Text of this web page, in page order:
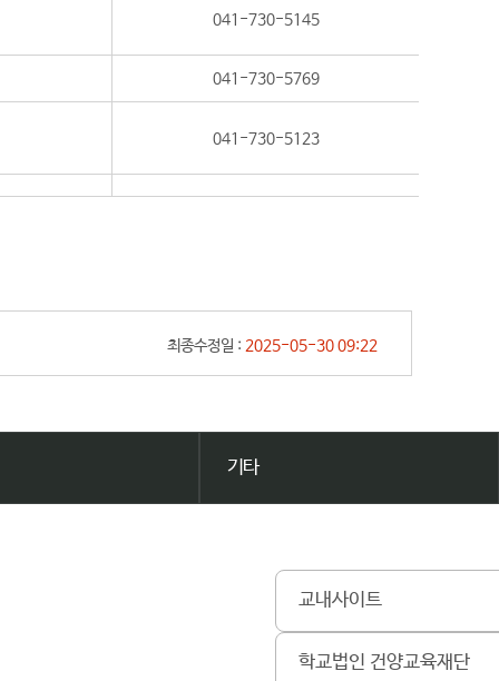
041-730-5145
041-730-5769
041-730-5123
최종수정일 : 2025-05-30 09:22
기타
교내사이트
학교법인 건양교육재단